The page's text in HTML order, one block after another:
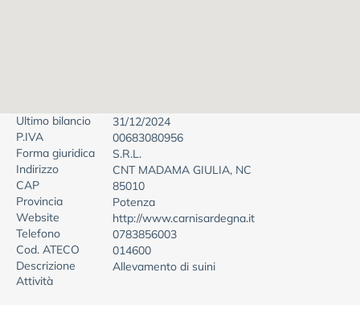
Ultimo bilancio
31/12/2024
P.IVA
00683080956
Forma giuridica
S.R.L.
Indirizzo
CNT MADAMA GIULIA, NC
CAP
85010
Provincia
Potenza
Website
http://www.carnisardegna.it
Telefono
0783856003
Cod. ATECO
014600
Descrizione
Attività
Allevamento di suini